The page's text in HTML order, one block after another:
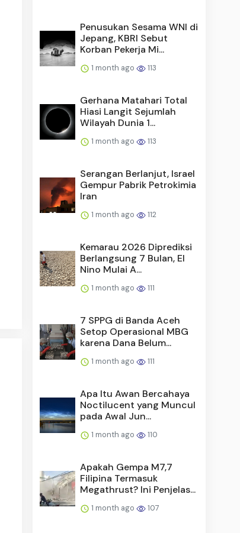
Penusukan Sesama WNI di
Jepang, KBRI Sebut
Korban Pekerja Mi...
1 month ago 113
Gerhana Matahari Total
Hiasi Langit Sejumlah
Wilayah Dunia 1...
1 month ago 113
Serangan Berlanjut, Israel
Gempur Pabrik Petrokimia
Iran
1 month ago 112
Kemarau 2026 Diprediksi
Berlangsung 7 Bulan, El
Nino Mulai A...
1 month ago 111
7 SPPG di Banda Aceh
Setop Operasional MBG
karena Dana Belum...
1 month ago 111
Apa Itu Awan Bercahaya
Noctilucent yang Muncul
pada Awal Jun...
1 month ago 110
Apakah Gempa M7,7
Filipina Termasuk
Megathrust? Ini Penjelas...
1 month ago 107